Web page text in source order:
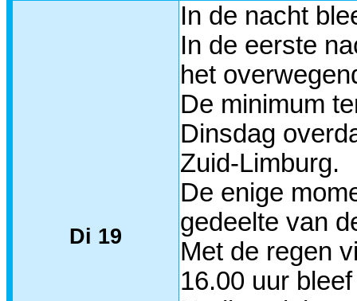
Di 19
In de nacht
In de eerste
het
De minimum
Dinsdag
Zuid-Limburg.
De enige
gedeelte van
Met de regen
16.00 uur